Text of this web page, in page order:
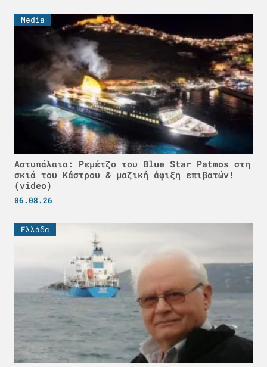
Media
Αστυπάλαια: Ρεμέτζο του Blue Star Patmos στη
σκιά του Κάστρου & μαζική άφιξη επιβατών!
(video)
06.08.26
Ελλάδα